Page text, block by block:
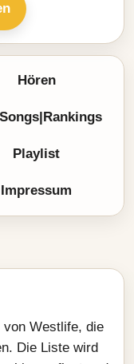
Hören
Playlist
Impressum
Westlife, die
Die Liste wird